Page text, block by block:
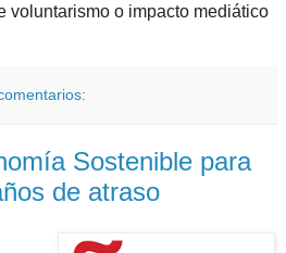
voluntarismo o impacto mediático
Sostenible para
de atraso